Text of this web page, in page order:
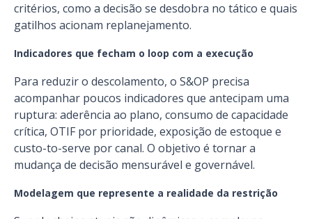
critérios, como a decisão se desdobra no tático e quais
gatilhos acionam replanejamento.
Indicadores que fecham o loop com a execução
Para reduzir o descolamento, o S&OP precisa
acompanhar poucos indicadores que antecipam uma
ruptura: aderência ao plano, consumo de capacidade
crítica, OTIF por prioridade, exposição de estoque e
custo-to-serve por canal. O objetivo é tornar a
mudança de decisão mensurável e governável.
Modelagem que represente a realidade da restrição